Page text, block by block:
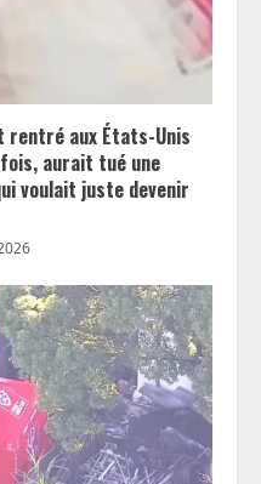
rentré aux États-Unis
aurait tué une
voulait juste devenir